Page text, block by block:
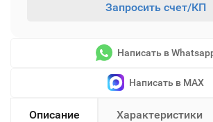
Запросить счет/КП
Написать в
Написать в MAX
Описание Характеристики